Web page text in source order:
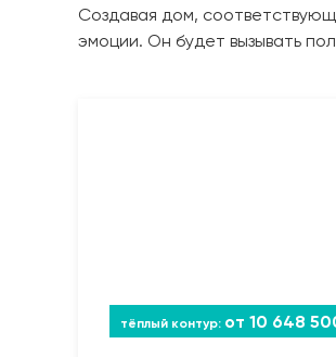
Создавая дом,
эмоции. Он будет вызывать
от 10 648